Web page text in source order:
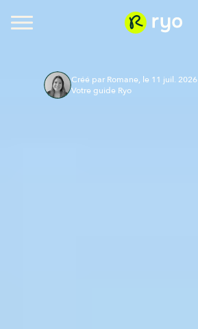
Créé par Romane, le 11 juil. 2026
Votre guide Ryo